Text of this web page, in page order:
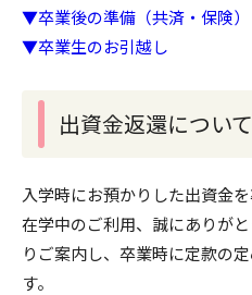
▼卒業後の準備（共済・保険）
▼卒業生のお引越し
出資金返還について
入学時にお預かりした出資金
在学中のご利用、誠にありが
りご案内し、卒業時に定款の
す。